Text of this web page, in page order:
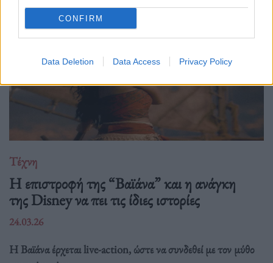
CONFIRM
Data Deletion Data Access Privacy Policy
Τέχνη
Η επιστροφή της “Βαϊάνα” και η ανάγκη
της Disney να πει τις ίδιες ιστορίες
24.03.26
Η Βαϊάνα έρχεται live-action, ώστε να συνδεθεί με τον μύθο